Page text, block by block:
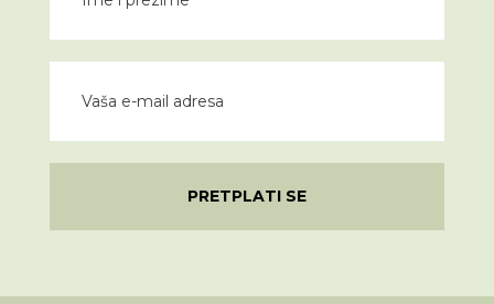
PRETPLATI SE